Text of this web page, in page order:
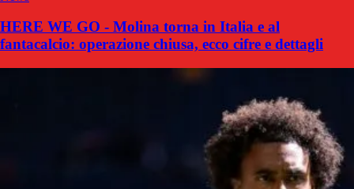
HERE WE GO - Molina torna in Italia e al
fantacalcio: operazione chiusa, ecco cifre e dettagli